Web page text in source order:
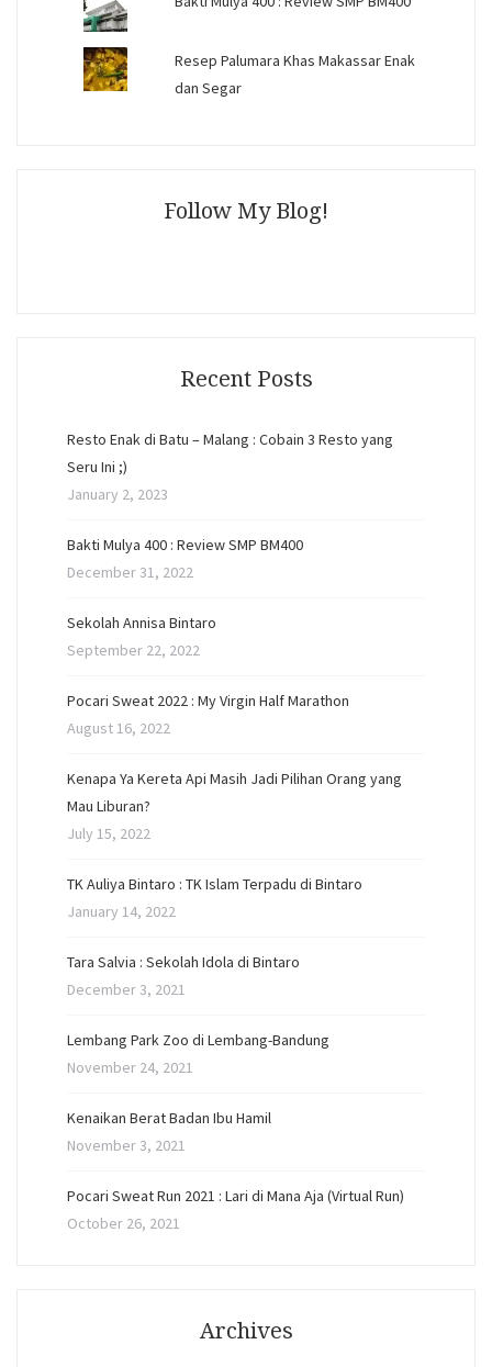
Resep Palumara Khas Makassar Enak
dan Segar
Follow My Blog!
Recent Posts
Resto Enak di Batu – Malang : Cobain 3 Resto yang
Seru Ini ;)
January 2, 2023
Bakti Mulya 400 : Review SMP BM400
December 31, 2022
Sekolah Annisa Bintaro
September 22, 2022
Pocari Sweat 2022 : My Virgin Half Marathon
August 16, 2022
Kenapa Ya Kereta Api Masih Jadi Pilihan Orang yang
Mau Liburan?
July 15, 2022
TK Auliya Bintaro : TK Islam Terpadu di Bintaro
January 14, 2022
Tara Salvia : Sekolah Idola di Bintaro
December 3, 2021
Lembang Park Zoo di Lembang-Bandung
November 24, 2021
Kenaikan Berat Badan Ibu Hamil
November 3, 2021
Pocari Sweat Run 2021 : Lari di Mana Aja (Virtual Run)
October 26, 2021
Archives